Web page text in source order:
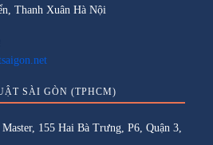
Thanh Xuân Hà Nội
SÀI GÒN (TPHCM)
155 Hai Bà Trưng, P6, Quận 3,